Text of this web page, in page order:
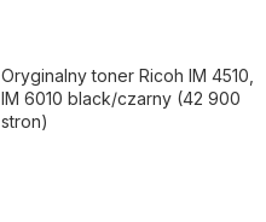
Oryginalny toner Ricoh IM 4510,
IM 6010 black/czarny (42 900
stron)